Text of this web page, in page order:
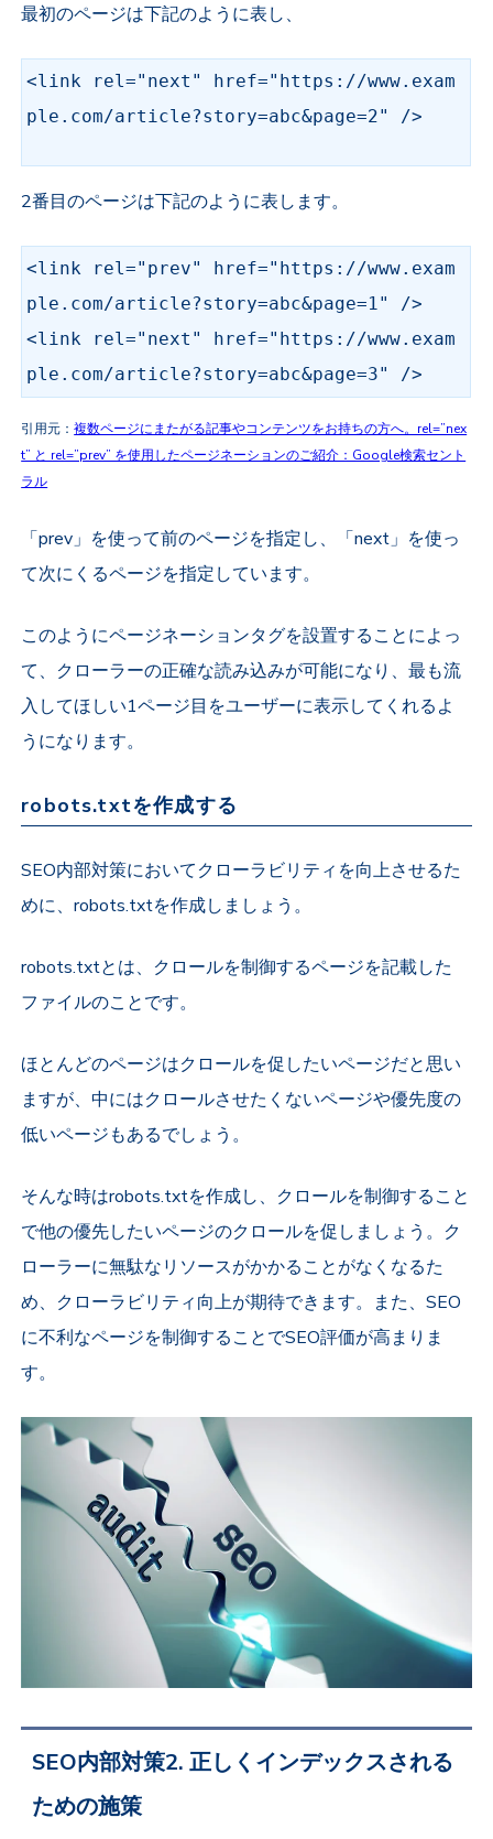
最初のページは下記のように表し、
<link rel="next" href="https://www.exam
ple.com/article?story=abc&page=2" />
2番目のページは下記のように表します。
<link rel="prev" href="https://www.exam
ple.com/article?story=abc&page=1" />
<link rel="next" href="https://www.exam
ple.com/article?story=abc&page=3" />
引用元：複数ページにまたがる記事やコンテンツをお持ちの方へ。rel=”nex
t” と rel=”prev” を使用したページネーションのご紹介：Google検索セント
ラル
「prev」を使って前のページを指定し、「next」を使っ
て次にくるページを指定しています。
このようにページネーションタグを設置することによっ
て、クローラーの正確な読み込みが可能になり、最も流
入してほしい1ページ目をユーザーに表示してくれるよ
うになります。
robots.txtを作成する
SEO内部対策においてクローラビリティを向上させるた
めに、robots.txtを作成しましょう。
robots.txtとは、クロールを制御するページを記載した
ファイルのことです。
ほとんどのページはクロールを促したいページだと思い
ますが、中にはクロールさせたくないページや優先度の
低いページもあるでしょう。
そんな時はrobots.txtを作成し、クロールを制御すること
で他の優先したいページのクロールを促しましょう。ク
ローラーに無駄なリソースがかかることがなくなるた
め、クローラビリティ向上が期待できます。また、SEO
に不利なページを制御することでSEO評価が高まりま
す。
SEO内部対策2. 正しくインデックスされる
ための施策